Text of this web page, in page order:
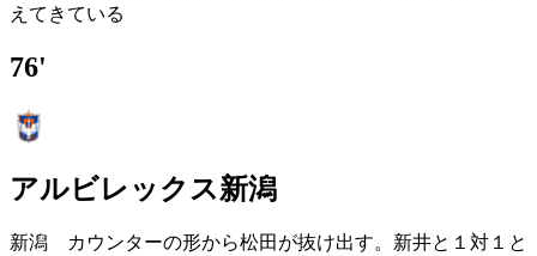
えてきている
76'
アルビレックス新潟
新潟 カウンターの形から松田が抜け出す。新井と１対１と